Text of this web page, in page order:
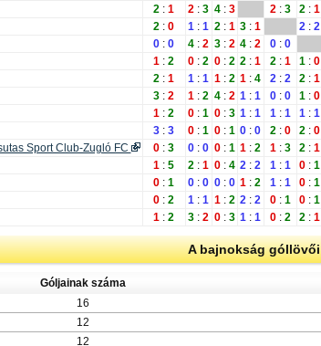
2 : 1 2 : 3 4 : 3 2 : 3 2 : 1
2 : 0 1 : 1 2 : 1 3 : 1 2 : 2
0 : 0 4 : 2 3 : 2 4 : 2 0 : 0
1 : 2 0 : 2 0 : 2 2 : 1 2 : 1 1 : 0
2 : 1 1 : 1 1 : 2 1 : 4 2 : 2 2 : 1
3 : 2 1 : 2 4 : 2 1 : 1 0 : 0 1 : 0
1 : 2 0 : 1 0 : 3 1 : 1 1 : 1 1 : 1
3 : 3 0 : 1 0 : 1 0 : 0 2 : 0 2 : 0
Sport Club-Zugló FC
0 : 3 0 : 0 0 : 1 1 : 2 1 : 3 2 : 1
1 : 5 2 : 1 0 : 4 2 : 2 1 : 1 0 : 1
0 : 1 0 : 0 0 : 0 1 : 2 1 : 1 0 : 1
0 : 2 1 : 1 1 : 2 2 : 2 0 : 1 0 : 1
1 : 2 3 : 2 0 : 3 1 : 1 0 : 2 2 : 1
A bajnokság góllövői
Góljainak száma
16
12
12